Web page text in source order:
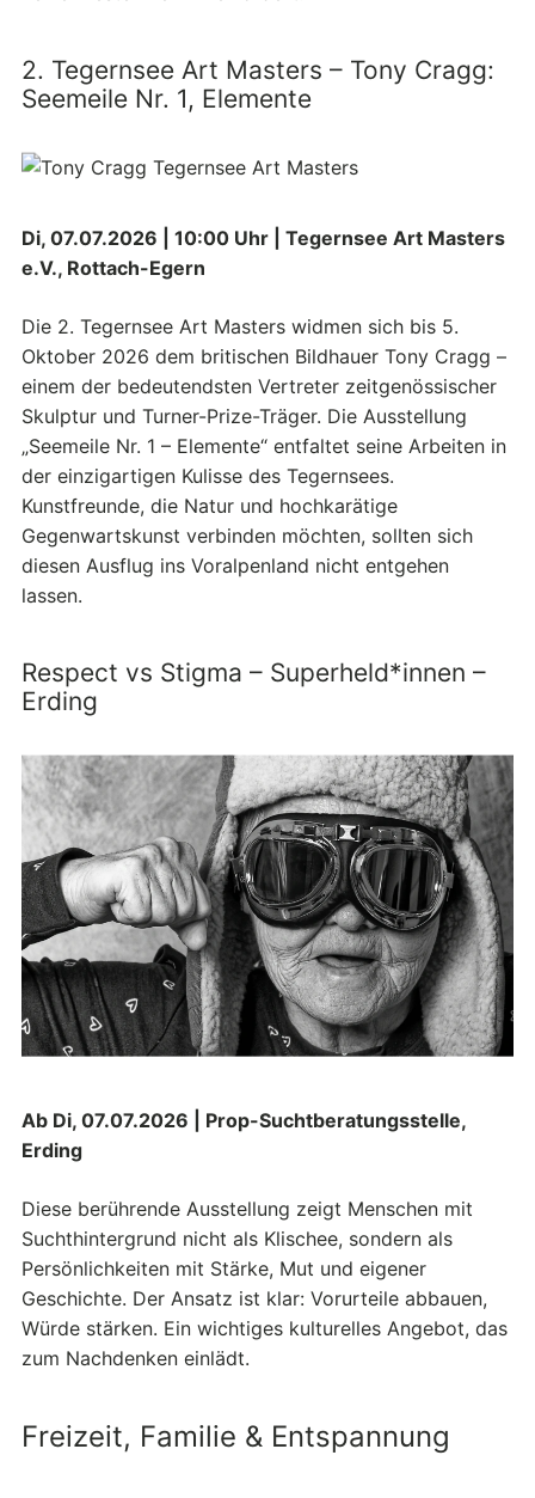
2. Tegernsee Art Masters – Tony Cragg:
Seemeile Nr. 1, Elemente
Di, 07.07.2026 | 10:00 Uhr | Tegernsee Art Masters
e.V., Rottach-Egern
Die 2. Tegernsee Art Masters widmen sich bis 5.
Oktober 2026 dem britischen Bildhauer Tony Cragg –
einem der bedeutendsten Vertreter zeitgenössischer
Skulptur und Turner-Prize-Träger. Die Ausstellung
„Seemeile Nr. 1 – Elemente“ entfaltet seine Arbeiten in
der einzigartigen Kulisse des Tegernsees.
Kunstfreunde, die Natur und hochkarätige
Gegenwartskunst verbinden möchten, sollten sich
diesen Ausflug ins Voralpenland nicht entgehen
lassen.
Respect vs Stigma – Superheld*innen –
Erding
Ab Di, 07.07.2026 | Prop-Suchtberatungsstelle,
Erding
Diese berührende Ausstellung zeigt Menschen mit
Suchthintergrund nicht als Klischee, sondern als
Persönlichkeiten mit Stärke, Mut und eigener
Geschichte. Der Ansatz ist klar: Vorurteile abbauen,
Würde stärken. Ein wichtiges kulturelles Angebot, das
zum Nachdenken einlädt.
Freizeit, Familie & Entspannung